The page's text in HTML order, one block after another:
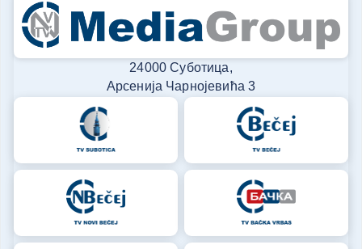
24000 Суботица,
Арсенија Чарнојевића 3